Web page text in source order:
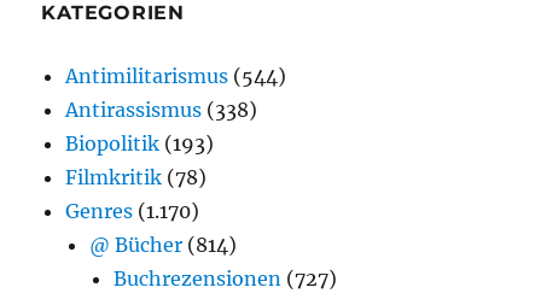
KATEGORIEN
Antimilitarismus (544)
Antirassismus (338)
Biopolitik (193)
Filmkritik (78)
Genres (1.170)
@ Bücher (814)
Buchrezensionen (727)